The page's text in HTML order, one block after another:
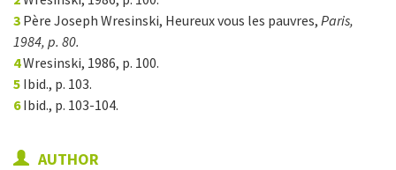
3 Père Joseph Wresinski, Heureux vous les pauvres, Paris,
1984, p. 80.
4Wresinski, 1986, p. 100.
5 Ibid., p. 103.
6Ibid., p. 103-104.
AUTHOR